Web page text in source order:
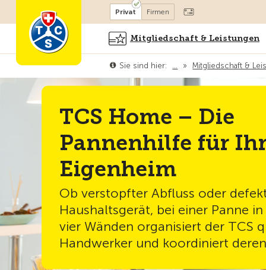
Mitglied werden
Privat Firmen
Mitgliedschaft & Leistungen
Sie sind hier: … » Mitgliedschaft &
TCS Home – Die
Pannenhilfe für
Eigenheim
Ob verstopfter Abfluss oder
Haushaltsgerät, bei einer Panne
vier Wänden organisiert der TCS
Handwerker und koordiniert